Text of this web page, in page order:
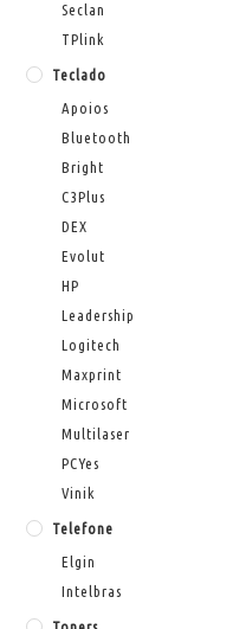
Seclan
TPlink
Teclado
Apoios
Bluetooth
Bright
C3Plus
DEX
Evolut
HP
Leadership
Logitech
Maxprint
Microsoft
Multilaser
PCYes
Vinik
Telefone
Elgin
Intelbras